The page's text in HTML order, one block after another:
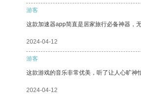
游客
这款加速器app简直是居家旅行必备神器，
2024-04-12
游客
这款游戏的音乐非常优美，听了让人心旷神
2024-04-12